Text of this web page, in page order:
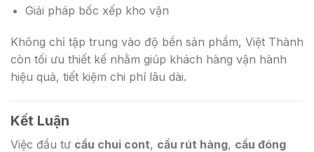
Giải pháp bốc xếp kho vận
Không chỉ tập trung vào độ bền sản phẩm, Việt Thành
còn tối ưu thiết kế nhằm giúp khách hàng vận hành
hiệu quả, tiết kiệm chi phí lâu dài.
Kết Luận
Việc đầu tư cầu chui cont, cầu rút hàng, cầu đóng